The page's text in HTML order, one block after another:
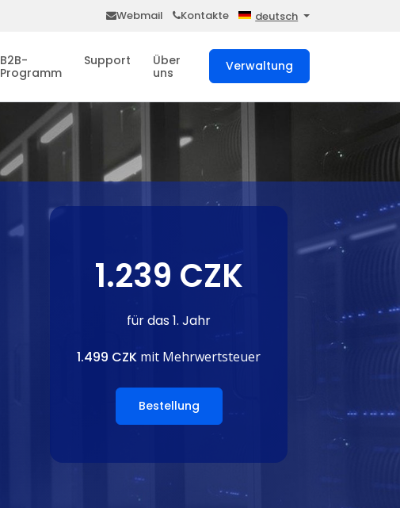
Webmail Kontakte deutsch
B2B-
Programm
Support
Über
uns
Verwaltung
1.239 CZK
für das 1. Jahr
1.499 CZK mit Mehrwertsteuer
Bestellung